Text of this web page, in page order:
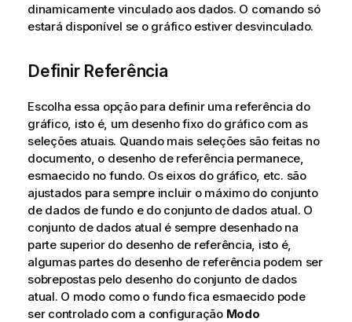
dinamicamente vinculado aos dados. O comando só
estará disponível se o gráfico estiver desvinculado.
Definir Referência
Escolha essa opção para definir uma referência do
gráfico, isto é, um desenho fixo do gráfico com as
seleções atuais. Quando mais seleções são feitas no
documento, o desenho de referência permanece,
esmaecido no fundo. Os eixos do gráfico, etc. são
ajustados para sempre incluir o máximo do conjunto
de dados de fundo e do conjunto de dados atual. O
conjunto de dados atual é sempre desenhado na
parte superior do desenho de referência, isto é,
algumas partes do desenho de referência podem ser
sobrepostas pelo desenho do conjunto de dados
atual. O modo como o fundo fica esmaecido pode
ser controlado com a configuração Modo